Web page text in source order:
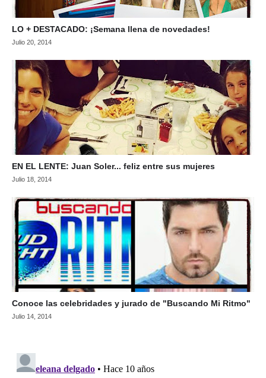
LO + DESTACADO: ¡Semana llena de novedades!
Julio 20, 2014
EN EL LENTE: Juan Soler... feliz entre sus mujeres
Julio 18, 2014
Conoce las celebridades y jurado de "Buscando Mi Ritmo"
Julio 14, 2014